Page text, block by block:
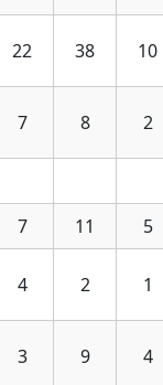
22 38 10
7 8 2
7 11
5
4 2 1
3 9 4